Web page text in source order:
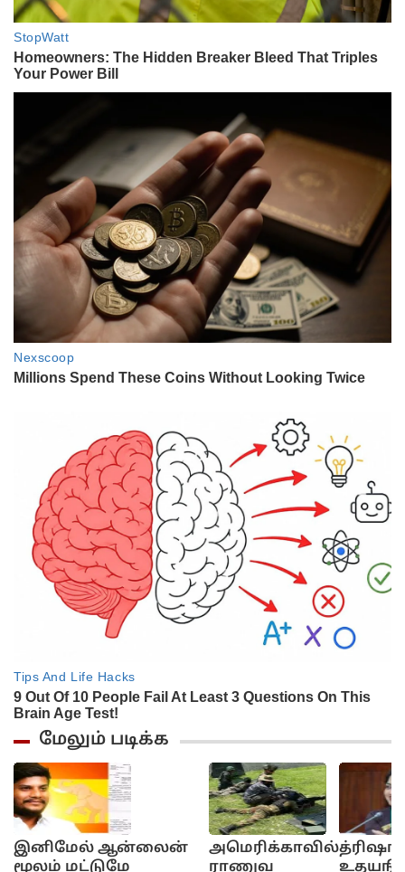
மேலும் படிக்க
இனிமேல் ஆன்லைன்
மூலம் மட்டுமே
அமெரிக்காவில்
ராணுவ